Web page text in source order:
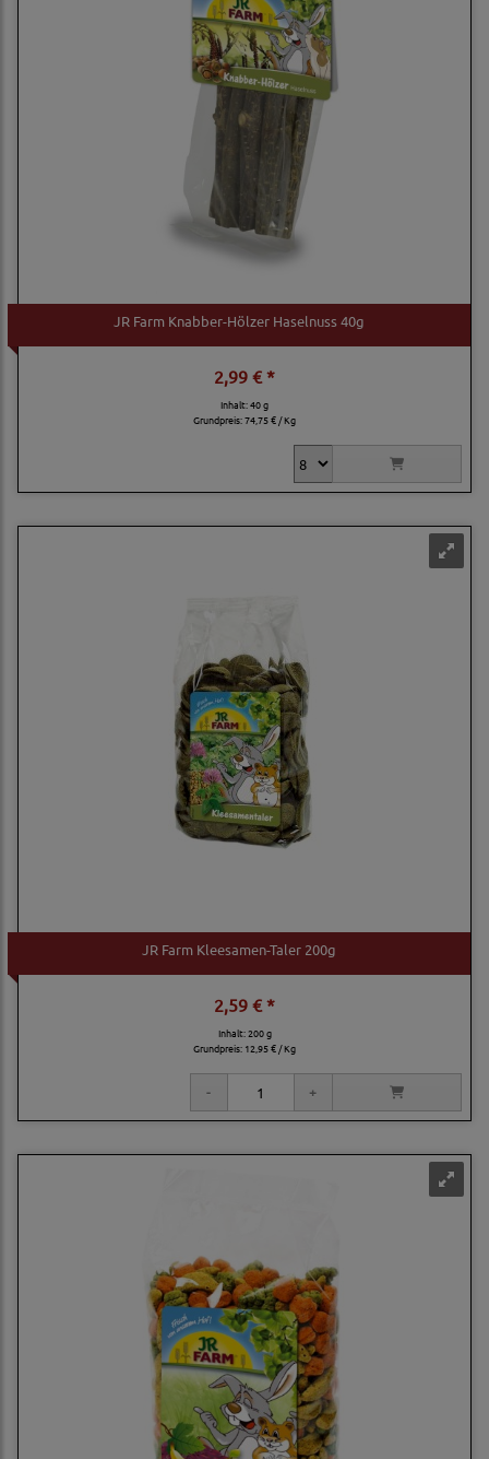
JR Farm Knabber-Hölzer Haselnuss 40g
2,99 € *
Inhalt: 40 g
Grundpreis:74,75 € / Kg
JR Farm Kleesamen-Taler 200g
2,59 € *
Inhalt: 200 g
Grundpreis: 12,95 € / Kg